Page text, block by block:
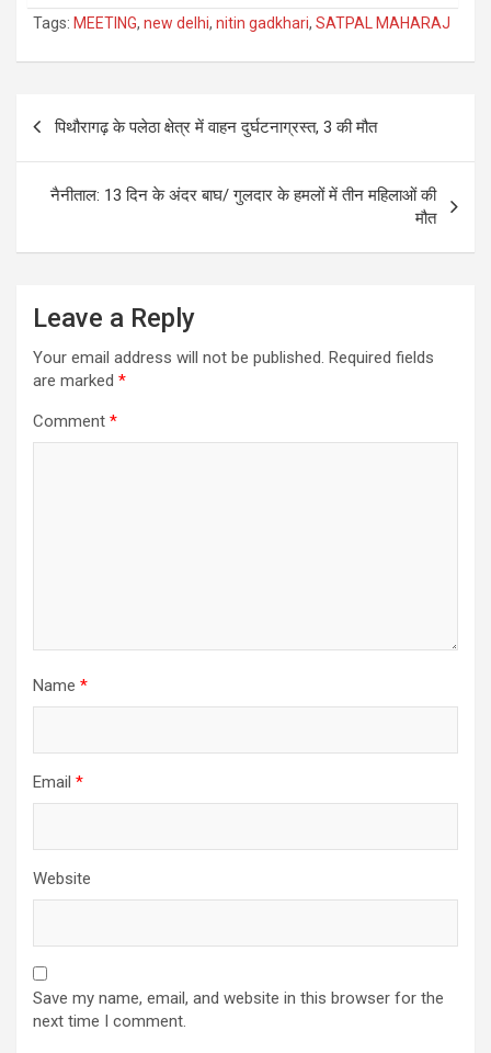
Tags: MEETING, new delhi, nitin gadkhari, SATPAL MAHARAJ
navigation
पिथौरागढ़ के पलेठा क्षेत्र में वाहन दुर्घटनाग्रस्त, 3 की मौत
नैनीताल: 13 दिन के अंदर बाघ/ गुलदार के हमलों में तीन महिलाओं की
मौत
Leave a Reply
Your email address will not be published. Required fields
are marked *
Comment *
Name *
Email *
Website
Save my name, email, and website in this browser for the
next time I comment.